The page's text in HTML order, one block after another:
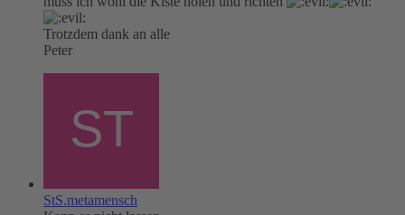
Trotzdem dank an alle
Peter
StS.metamensch